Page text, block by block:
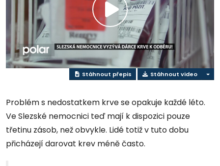
Přehrát
video
Stáhnout přepis Stáhnout video
Problém s nedostatkem krve se opakuje každé léto.
Ve Slezské nemocnici teď mají k dispozici pouze
třetinu zásob, než obvykle. Lidé totiž v tuto dobu
přicházejí darovat krev méně často.